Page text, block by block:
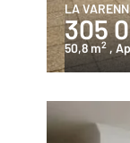
LA
305
50,8 m2 ,